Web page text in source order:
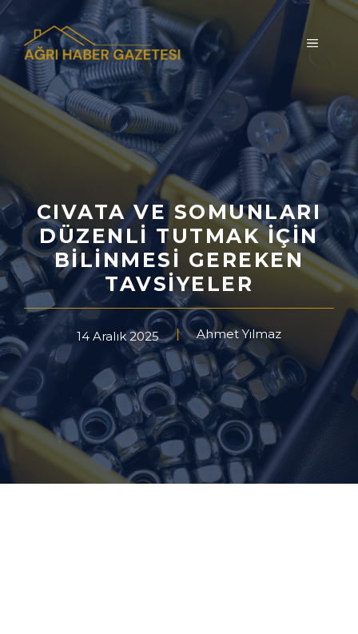
İçeriğe
atla
MENÜ
CIVATA VE SOMUNLARI
DÜZENLI TUTMAK İÇIN
BILINMESI GEREKEN
TAVSIYELER
14 Aralık 2025 Ahmet Yılmaz